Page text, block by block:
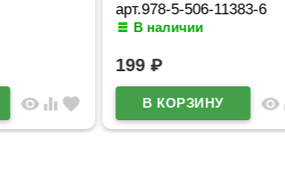
visibilityequalizer favorite
арт.978-5-506-11383-6
В наличии
199₽
visibilityequalizer